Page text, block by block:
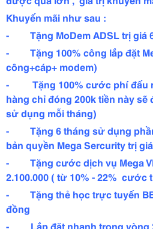
Khuyến mãi như sau :
- Tặng MoDem ADSL trị giá
- Tặng 100% công lắp đặt
công+cáp+ modem)
- Tặng 100% cước phí đấu
hàng chỉ đóng 200k tiền này
sử dụng mỗi tháng)
- Tặng 6 tháng sử dụng
bản quyền Mega Sercurity trị
- Tặng cước dịch vụ Mega
2.100.000 ( từ 10% - 22% cước
- Tặng thẻ học trực tuyến
đồng
- Lắp đặt nhanh trong vòng